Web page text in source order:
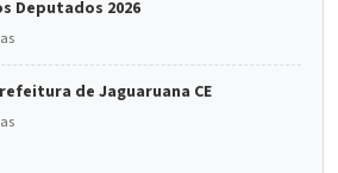
Deputados 2026
de Jaguaruana CE